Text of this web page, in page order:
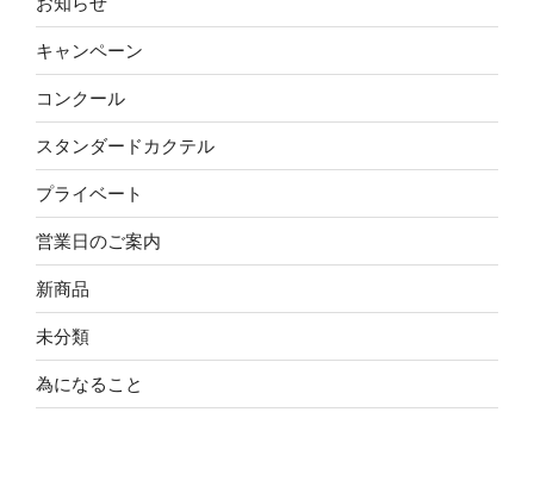
キャンペーン
コンクール
スタンダードカクテル
プライベート
営業日のご案内
新商品
未分類
為になること